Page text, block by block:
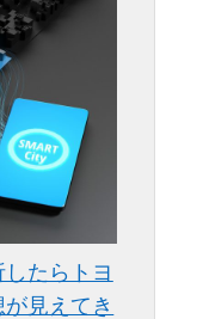
たらトヨ
見えてき